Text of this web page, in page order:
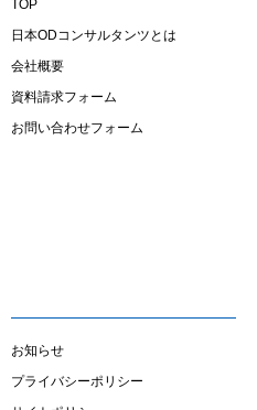
TOP
日本ODコンサルタンツとは
会社概要
資料請求フォーム
お問い合わせフォーム
お知らせ
プライバシーポリシー